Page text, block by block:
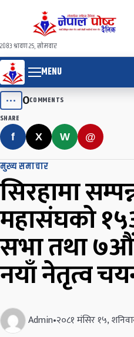
२०८३ श्रावण २५, सोमवार
MENU
••• 0COMMENTS
SHARE
f X W @
मुख्य समाचार
सिरहामा
महासंघको
सभा तथा
नयाँ नेतृत्व
Admin•२०८१ मंसिर १५,